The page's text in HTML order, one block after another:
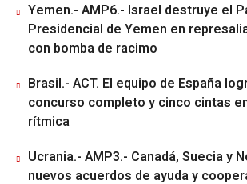
Yemen.- AMP6.- Israel destruye el
Presidencial de Yemen en
con bomba de racimo
Brasil.- ACT. El equipo de España
concurso completo y cinco cintas
rítmica
Ucrania.- AMP3.- Canadá, Suecia y
nuevos acuerdos de ayuda y